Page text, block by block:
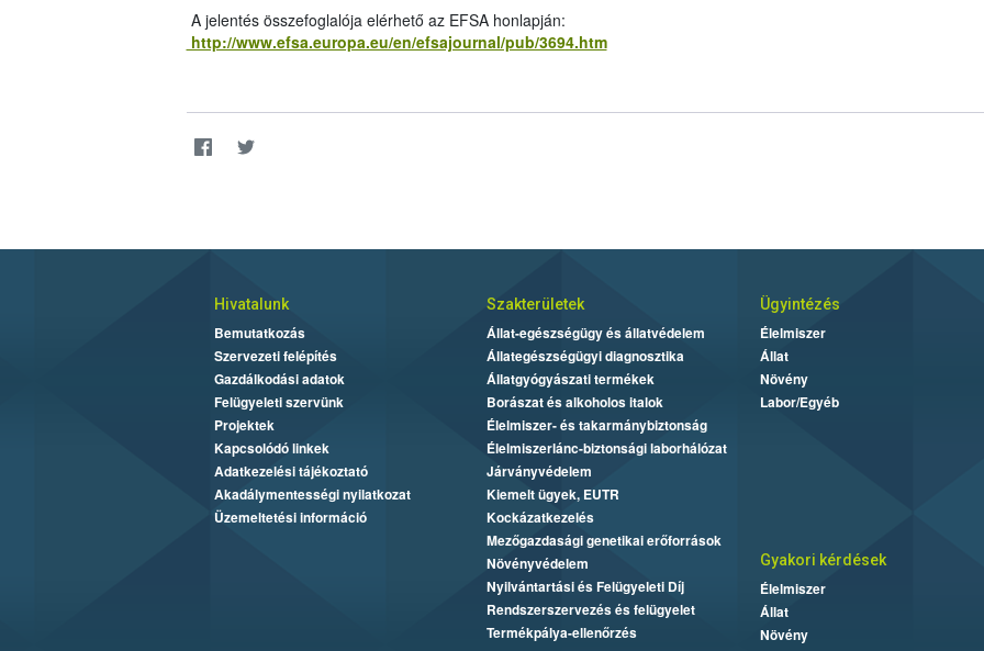
A jelentés összefoglalója elérhető az EFSA honlapján:
http://www.efsa.europa.eu/en/efsajournal/pub/3694.htm
Hivatalunk
Bemutatkozás
Szervezeti felépítés
Gazdálkodási adatok
Felügyeleti szervünk
Projektek
Kapcsolódó linkek
Adatkezelési tájékoztató
Akadálymentességi nyilatkozat
Üzemeltetési információ
Szakterületek
Állat-egészségügy és állatvédelem
Állategészségügyi diagnosztika
Állatgyógyászati termékek
Borászat és alkoholos italok
Élelmiszer- és takarmánybiztonság
Élelmiszerlánc-biztonsági laborhálózat
Járványvédelem
Kiemelt ügyek, EUTR
Kockázatkezelés
Mezőgazdasági genetikai erőforrások
Növényvédelem
Nyilvántartási és Felügyeleti Díj
Rendszerszervezés és felügyelet
Termékpálya-ellenőrzés
Ügyintézés
Élelmiszer
Állat
Növény
Labor/Egyéb
Gyakori kérdések
Élelmiszer
Állat
Növény